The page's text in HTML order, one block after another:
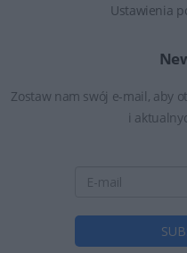
Ustawienia
Zostaw nam swój e-mail, aby
i